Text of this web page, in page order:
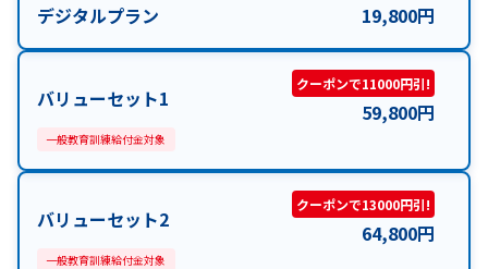
デジタルプラン 19,800円
バリューセット1
クーポンで11000円引!
59,800円
一般教育訓練給付金対象
バリューセット2
クーポンで13000円引!
64,800円
一般教育訓練給付金対象